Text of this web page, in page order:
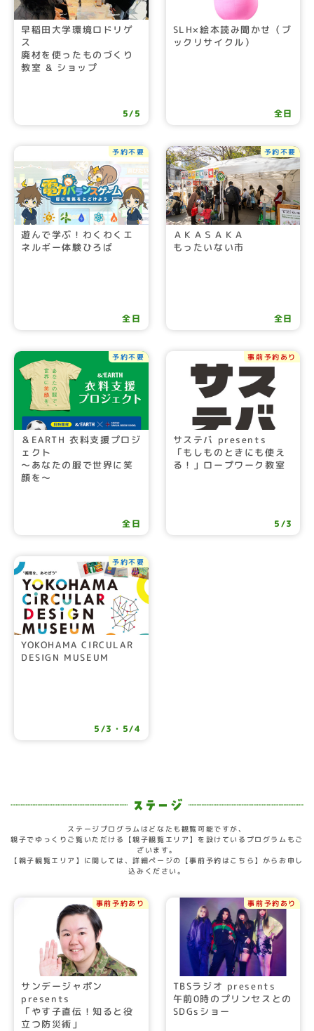
早稲田大学環境ロドリゲ
ス
廃材を使ったものづくり
教室 & ショップ
5/5
SLH×絵本読み聞かせ（ブ
ックリサイクル）
全日
予約不要
遊んで学ぶ！わくわくエ
ネルギー体験ひろば
全日
予約不要
ＡＫＡＳＡＫＡ
もったいない市
全日
予約不要
＆EARTH 衣料支援プロジ
ェクト
～あなたの服で世界に笑
顔を～
全日
事前予約あり
サステバ presents
「もしものときにも使え
る！」ロープワーク教室
5/3
予約不要
YOKOHAMA CIRCULAR
DESIGN MUSEUM
5/3・5/4
ステージプログラムはどなたも観覧可能ですが、
親子でゆっくりご覧いただける【親子観覧エリア】を設けているプログラムもご
ざいます。
【親子観覧エリア】に関しては、詳細ページの【事前予約はこちら】からお申し
込みください。
事前予約あり
サンデージャポン
presents
「やす子直伝！知ると役
立つ防災術」
事前予約あり
TBSラジオ presents
午前0時のプリンセスとの
SDGsショー